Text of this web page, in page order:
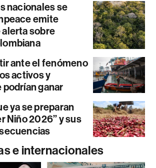
nacionales se
emite
sobre
ante el fenómeno
activos y
ganar
ya se preparan
Niño 2026” y sus
e internacionales